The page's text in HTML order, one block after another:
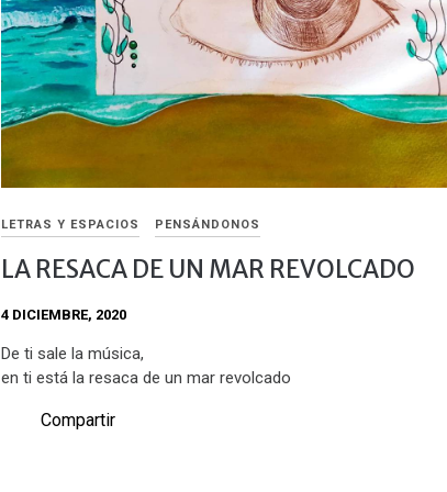
LETRAS Y ESPACIOS PENSÁNDONOS
LA RESACA DE UN MAR REVOLCADO
4 DICIEMBRE, 2020
De ti sale la música,
en ti está la resaca de un mar revolcado
Compartir